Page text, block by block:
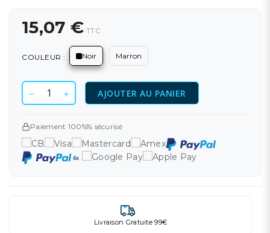
15,07 € TTC
COULEUR : Noir Marron
AJOUTER AU PANIER
Paiement 100%% sécurisé
Livraison Gratuite 99€